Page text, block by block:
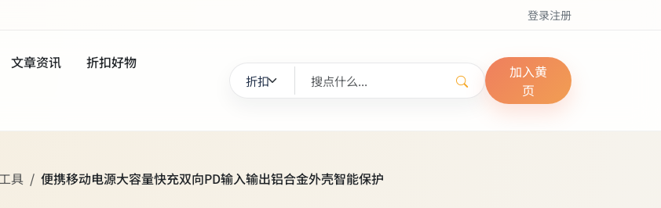
登录注册
文章资讯 折扣好物
加入黄
页
具 便携移动电源大容量快充双向PD输入输出铝合金外壳智能保护